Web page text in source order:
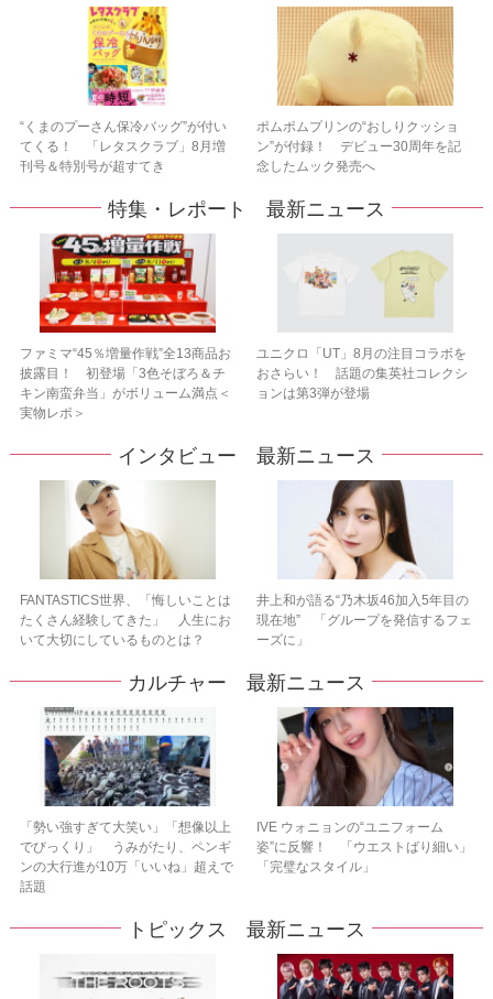
“くまのプーさん保冷バッグ”が付い
てくる！ 「レタスクラブ」8月増
刊号＆特別号が超すてき
ポムポムプリンの“おしりクッショ
ン”が付録！ デビュー30周年を記
念したムック発売へ
特集・レポート 最新ニュース
ファミマ“45％増量作戦”全13商品お
披露目！ 初登場「3色そぼろ＆チ
キン南蛮弁当」がボリューム満点＜
実物レポ＞
ユニクロ「UT」8月の注目コラボを
おさらい！ 話題の集英社コレクシ
ョンは第3弾が登場
インタビュー 最新ニュース
FANTASTICS世界、「悔しいことは
たくさん経験してきた」 人生にお
いて大切にしているものとは？
井上和が語る“乃木坂46加入5年目の
現在地” 「グループを発信するフェ
ーズに」
カルチャー 最新ニュース
「勢い強すぎて大笑い」「想像以上
でびっくり」 うみがたり、ペンギ
ンの大行進が10万「いいね」超えで
話題
IVE ウォニョンの“ユニフォーム
姿”に反響！ 「ウエストばり細い」
「完璧なスタイル」
トピックス 最新ニュース